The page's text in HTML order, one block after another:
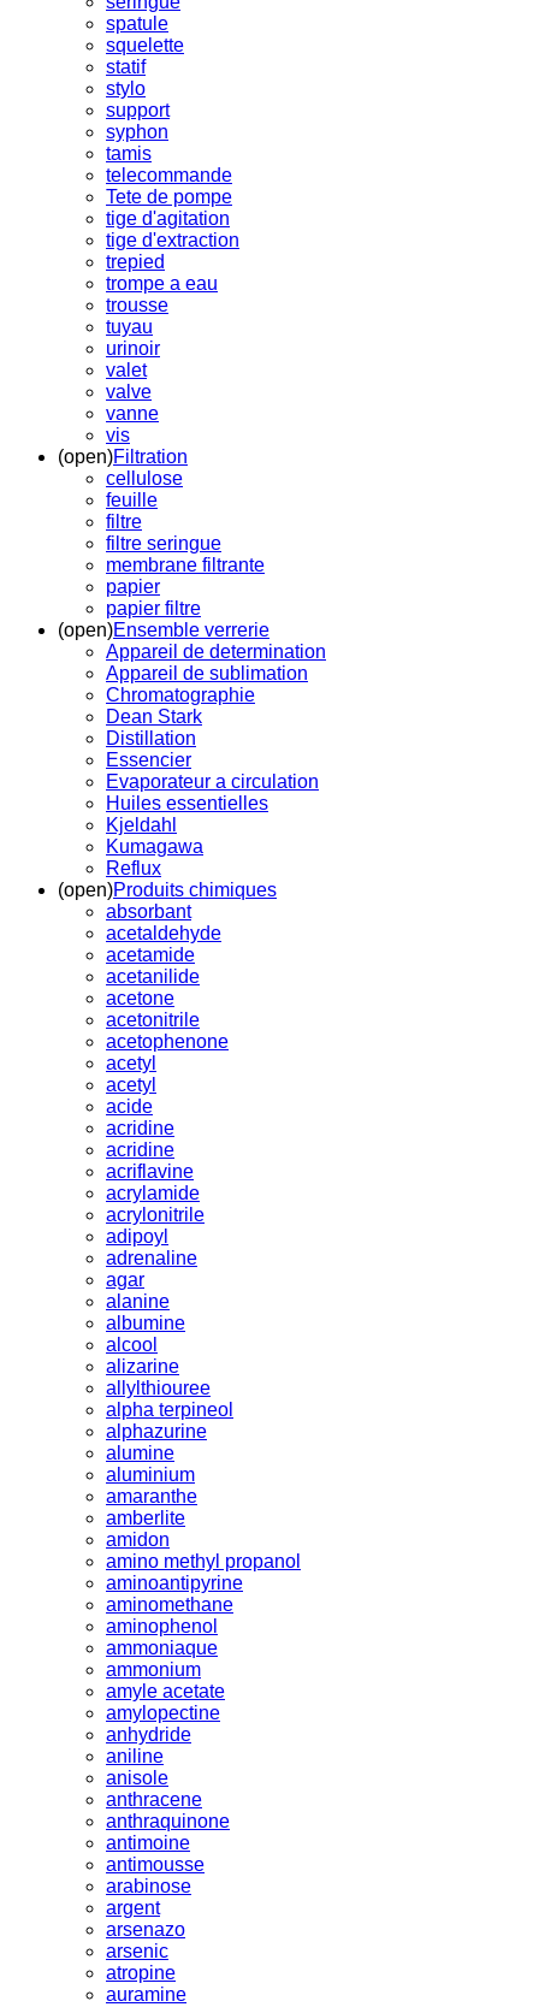
spatule
squelette
statif
stylo
support
syphon
tamis
telecommande
Tete de pompe
tige d'agitation
tige d'extraction
trepied
trompe a eau
trousse
tuyau
urinoir
valet
valve
vanne
vis
(open)Filtration
cellulose
feuille
filtre
filtre seringue
membrane filtrante
papier
papier filtre
(open)Ensemble verrerie
Appareil de determination
Appareil de sublimation
Chromatographie
Dean Stark
Distillation
Essencier
Evaporateur a circulation
Huiles essentielles
Kjeldahl
Kumagawa
Reflux
(open)Produits chimiques
absorbant
acetaldehyde
acetamide
acetanilide
acetone
acetonitrile
acetophenone
acetyl
acetyl
acide
acridine
acridine
acriflavine
acrylamide
acrylonitrile
adipoyl
adrenaline
agar
alanine
albumine
alcool
alizarine
allylthiouree
alpha terpineol
alphazurine
alumine
aluminium
amaranthe
amberlite
amidon
amino methyl propanol
aminoantipyrine
aminomethane
aminophenol
ammoniaque
ammonium
amyle acetate
amylopectine
anhydride
aniline
anisole
anthracene
anthraquinone
antimoine
antimousse
arabinose
argent
arsenazo
arsenic
atropine
auramine